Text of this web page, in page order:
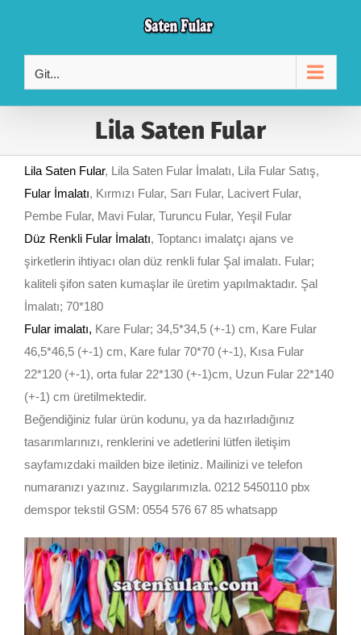
content
Git...
Lila Saten Fular
Lila Saten Fular, Lila Saten Fular İmalatı, Lila Fular Satış,
Fular İmalatı, Kırmızı Fular, Sarı Fular, Lacivert Fular,
Pembe Fular, Mavi Fular, Turuncu Fular, Yeşil Fular
Düz Renkli Fular İmalatı, Toptancı imalatçı ajans ve
şirketlerin ihtiyacı olan düz renkli fular Şal imalatı. Fular;
kaliteli şifon saten kumaşlar ile üretim yapılmaktadır. Şal
İmalatı; 70*180
Fular imalatı, Kare Fular; 34,5*34,5 (+-1) cm, Kare Fular
46,5*46,5 (+-1) cm, Kare fular 70*70 (+-1), Kısa Fular
22*120 (+-1), orta fular 22*130 (+-1)cm, Uzun Fular 22*140
(+-1) cm üretilmektedir.
Beğendiğiniz fular ürün kodunu, ya da hazırladığınız
tasarımlarınızı, renklerini ve adetlerini lütfen iletişim
sayfamızdaki mailden bize iletiniz. Mailinizi ve telefon
numaranızı yazınız. Saygılarımızla. 0212 5450110 pbx
demspor tekstil GSM: 0554 576 67 85 whatsapp